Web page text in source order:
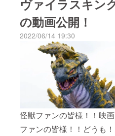
いこうと思ってますのでお
楽しみに！！【特報はこち
らから】https://youtu.be/--
lqoMabhvU12/9〜12/15池袋
HUMAXシネマズにて！！皆
様のご来場！！心よりお待
ちしております！！それで
はまた！
たしましたので着用写真の
公開となります！！着用サ
イズはL / モデル153cm皆様
の手元にお届けするまでも
う少しお待ち下さい！！そ
れではまた次回！！
ヴァイラスキン
の動画公開！
2022/06/14 19:30
怪獣ファンの皆様！！映画
ファンの皆様！！どうも！